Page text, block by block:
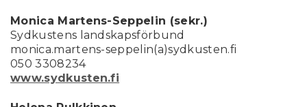
Monica Martens-Seppelin (sekr.)
Sydkustens landskapsförbund
monica.martens-seppelin(a)sydkusten.fi
050 3308234
www.sydkusten.fi